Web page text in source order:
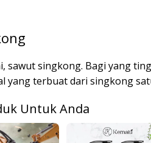
sawut singkong. Bagi yang
yang terbuat dari singkong
Untuk Anda